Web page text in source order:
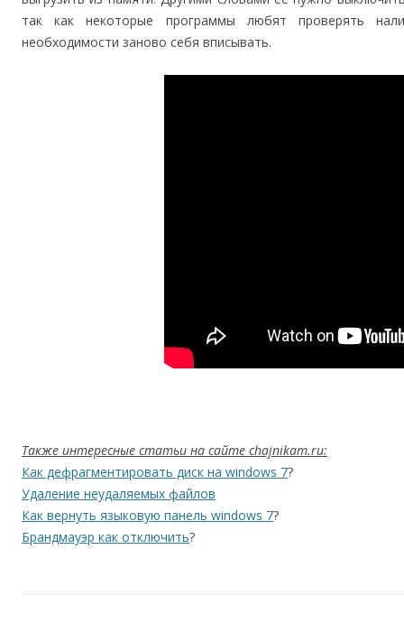
так как некоторые программы любят проверять
необходимости заново себя вписывать.
Также интересные статьи на сайте chajnikam.ru:
Как дефрагментировать диск на windows 7?
Удаление неудаляемых файлов
Как вернуть языковую панель windows 7?
Брандмауэр как отключить?